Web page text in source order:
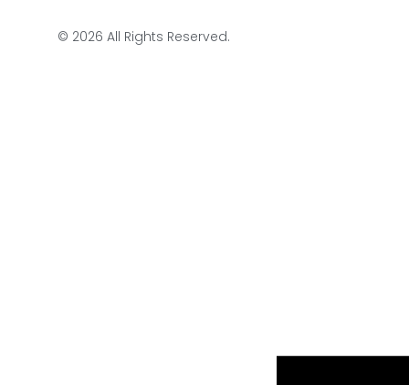
© 2026 All Rights Reserved.